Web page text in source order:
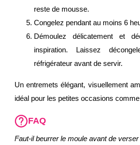
reste de mousse.
Congelez pendant au moins 6
Démoulez délicatement et
inspiration. Laissez
réfrigérateur avant de servir.
Un entremets élégant, visuellement
idéal pour les petites occasions
FAQ
Faut-il beurrer le moule avant de